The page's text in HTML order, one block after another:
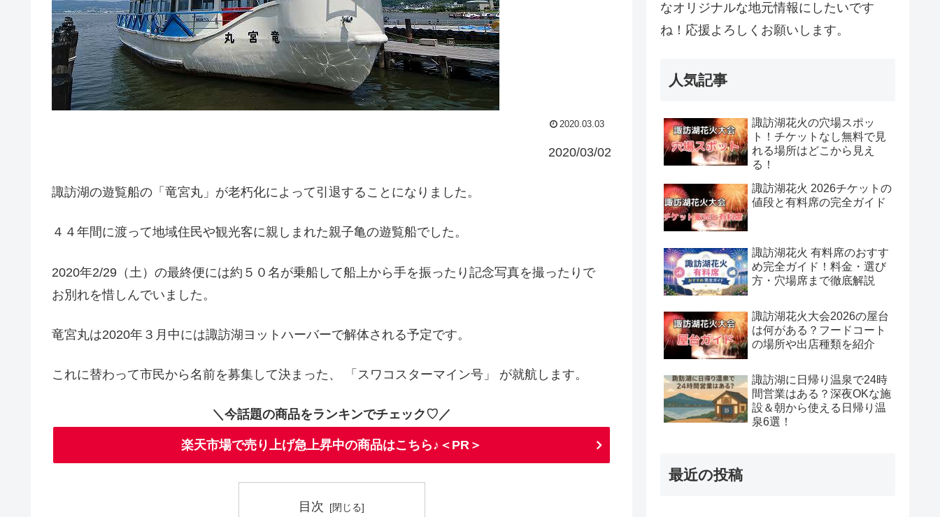
2020.03.03
2020/03/02
諏訪湖の遊覧船の「竜宮丸」が老朽化によって引退することになりました。
４４年間に渡って地域住民や観光客に親しまれた親子亀の遊覧船でした。
2020年2/29（土）の最終便には約５０名が乗船して船上から手を振ったり記念写真を撮ったりで
お別れを惜しんでいました。
竜宮丸は2020年３月中には諏訪湖ヨットハーバーで解体される予定です。
これに替わって市民から名前を募集して決まった、 「スワコスターマイン号」 が就航します。
＼今話題の商品をランキンでチェック♡／
楽天市場で売り上げ急上昇中の商品はこちら♪＜PR＞
目次
なオリジナルな地元情報にしたいです
ね！応援よろしくお願いします。
人気記事
諏訪湖花火の穴場スポッ
ト！チケットなし無料で見
れる場所はどこから見え
る！
諏訪湖花火 2026チケットの
値段と有料席の完全ガイド
諏訪湖花火 有料席のおすす
め完全ガイド！料金・選び
方・穴場席まで徹底解説
諏訪湖花火大会2026の屋台
は何がある？フードコート
の場所や出店種類を紹介
諏訪湖に日帰り温泉で24時
間営業はある？深夜OKな施
設＆朝から使える日帰り温
泉6選！
最近の投稿